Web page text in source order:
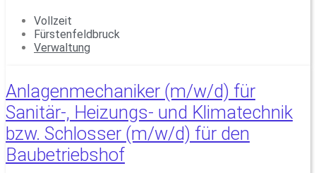
Vollzeit
Fürstenfeldbruck
Verwaltung
Anlagenmechaniker (m/w/d) für
Sanitär-, Heizungs- und Klimatechnik
bzw. Schlosser (m/w/d) für den
Baubetriebshof